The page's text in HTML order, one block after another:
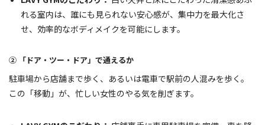
れる室内は、誰にも見られない安心感が、集中力を最大化さ
せ、効率的なボディメイクを可能にします。
② 「ドア・ツー・ドア」で通えるか
駐車場から店舗まで歩く、あるいは電車で駅前の人混みを歩く。
この「移動」が、忙しい女性のやる気を削ぎます。